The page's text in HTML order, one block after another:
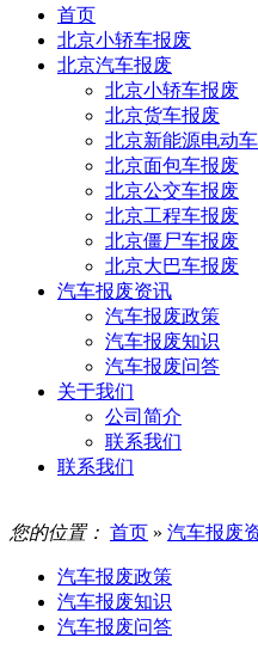
首页
北京小轿车报废
北京汽车报废
北京小轿车报废
北京货车报废
北京新能源电动
北京面包车报废
北京公交车报废
北京工程车报废
北京僵尸车报废
北京大巴车报废
汽车报废资讯
汽车报废政策
汽车报废知识
汽车报废问答
关于我们
公司简介
联系我们
联系我们
您的位置： 首页 » 汽车报废
汽车报废政策
汽车报废知识
汽车报废问答